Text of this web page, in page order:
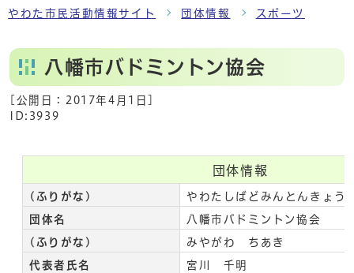
やわた市民活動情報サイト 団体情報 スポーツ
八幡市バドミントン協会
[公開日： 2017年4月1日
ID:3939
団体情報
(ふりがな) やわたしばどみんとんきょう
団体名 八幡市バドミントン協会
(ふりがな) みやがわ ちあき
代表者氏名 宮川 千明